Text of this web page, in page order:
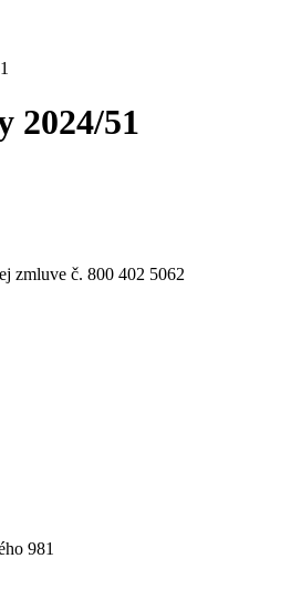
2024/51
zmluve č. 800 402 5062
981